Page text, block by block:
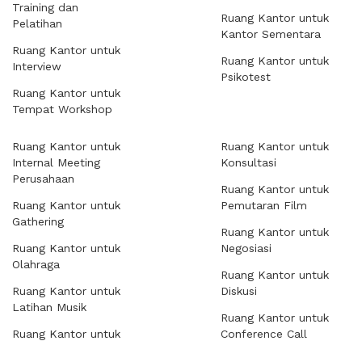
Training dan
Pelatihan
Ruang Kantor untuk
Interview
Ruang Kantor untuk
Tempat Workshop
Ruang Kantor untuk
Kantor Sementara
Ruang Kantor untuk
Psikotest
Ruang Kantor untuk
Internal Meeting
Perusahaan
Ruang Kantor untuk
Gathering
Ruang Kantor untuk
Olahraga
Ruang Kantor untuk
Latihan Musik
Ruang Kantor untuk
Ruang Kantor untuk
Konsultasi
Ruang Kantor untuk
Pemutaran Film
Ruang Kantor untuk
Negosiasi
Ruang Kantor untuk
Diskusi
Ruang Kantor untuk
Conference Call